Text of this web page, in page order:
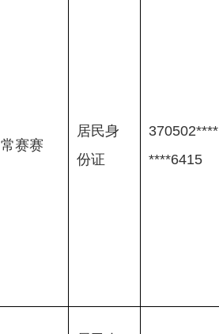
常赛赛
居民身
份证
370502****
****6415